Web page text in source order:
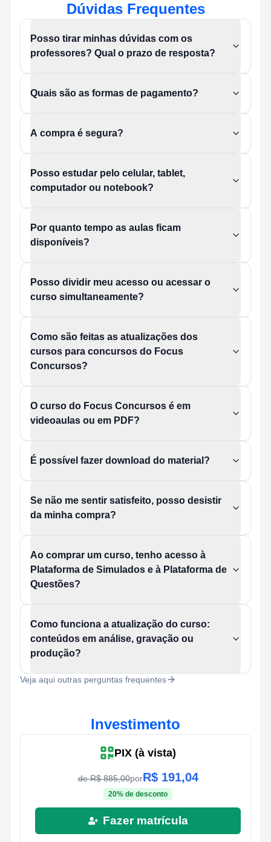
Dúvidas Frequentes
Posso tirar minhas dúvidas com os
professores? Qual o prazo de resposta?
Quais são as formas de pagamento?
A compra é segura?
Posso estudar pelo celular, tablet,
computador ou notebook?
Por quanto tempo as aulas ficam
disponíveis?
Posso dividir meu acesso ou acessar o
curso simultaneamente?
Como são feitas as atualizações dos
cursos para concursos do Focus
Concursos?
O curso do Focus Concursos é em
videoaulas ou em PDF?
É possível fazer download do material?
Se não me sentir satisfeito, posso desistir
da minha compra?
Ao comprar um curso, tenho acesso à
Plataforma de Simulados e à Plataforma de
Questões?
Como funciona a atualização do curso:
conteúdos em análise, gravação ou
produção?
Veja aqui outras perguntas frequentes
Investimento
PIX (à vista)
de R$885,00porR$ 191,04
20% de desconto
Fazer matrícula